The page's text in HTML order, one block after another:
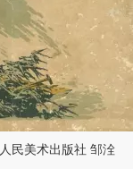
民美术出版社 邹洤